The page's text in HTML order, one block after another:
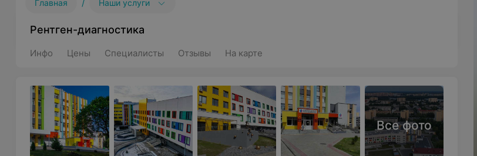
Главная / Наши услуги
Рентген-диагностика
Инфо Цены Специалисты Отзывы На карте
Все фото